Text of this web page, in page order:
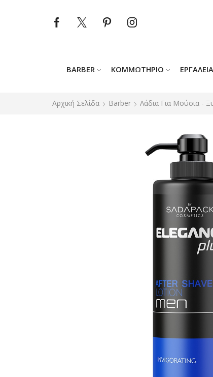
BARBER ΚΟΜΜΩΤΉΡΙΟ
Αρχική Σελίδα Barber Λάδια Για Μούσια -